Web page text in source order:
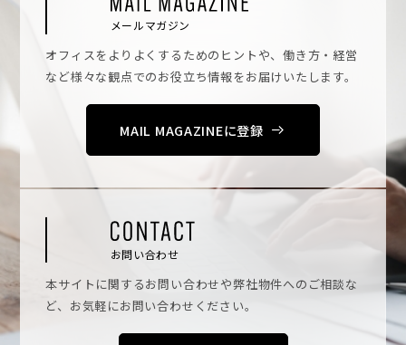
メールマガジン
オフィスをよりよくするためのヒントや、働き方・経営
など様々な観点でのお役立ち情報をお届けいたします。
MAIL MAGAZINEに登録
お問い合わせ
本サイトに関するお問い合わせや弊社物件へのご相談な
ど、お気軽にお問い合わせください。